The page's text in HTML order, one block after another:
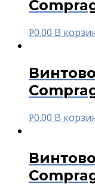
Р0.00 В
Р0.00 В